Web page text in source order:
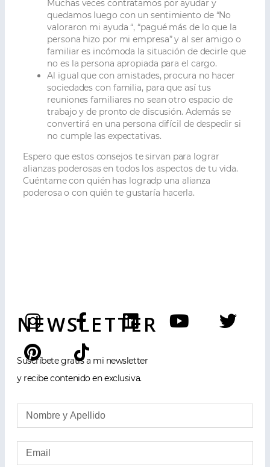
Muchas veces contratamos por ayudar y
quedamos luego con un sentimiento de “No
valoraron mi ayuda “, “pagué más de lo que la
persona hizo por mi empresa” y al ser amigo o
familiar es incómoda la situación de decirle que
no es la persona apropiada para el cargo.
Al igual que con amistades, procura no hacer
sociedades con familia, para que así tus
reuniones familiares no sean otro espacio de
trabajo y de pronto de discusión. Además se
convertirá en una persona difícil de despedir si
no cumple las expectativas.
Espero que estos consejos te sirvan para lograr
alianzas poderosas en todos los aspectos de tu vida.
Cuéntame con quién has logradp una alianza
poderosa o con quién te gustaría hacerla.
NEWSLETTER
Suscríbete gratis a mi newsletter
y recibe contenido en exclusiva.